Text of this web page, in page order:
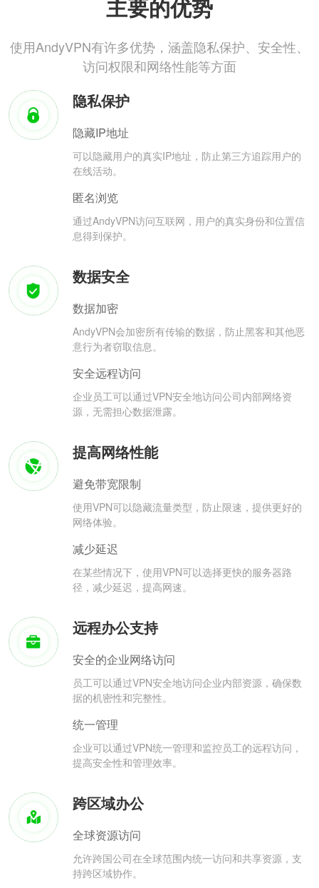
主要的优势
使用AndyVPN有许多优势，涵盖隐私保护、安全性、
访问权限和网络性能等方面
隐私保护
隐藏IP地址
可以隐藏用户的真实IP地址，防止第三方追踪用户的
在线活动。
匿名浏览
通过AndyVPN访问互联网，用户的真实身份和位置信
息得到保护。
数据安全
数据加密
AndyVPN会加密所有传输的数据，防止黑客和其他恶
意行为者窃取信息。
安全远程访问
企业员工可以通过VPN安全地访问公司内部网络资
源，无需担心数据泄露。
提高网络性能
避免带宽限制
使用VPN可以隐藏流量类型，防止限速，提供更好的
网络体验。
减少延迟
在某些情况下，使用VPN可以选择更快的服务器路
径，减少延迟，提高网速。
远程办公支持
安全的企业网络访问
员工可以通过VPN安全地访问企业内部资源，确保数
据的机密性和完整性。
统一管理
企业可以通过VPN统一管理和监控员工的远程访问，
提高安全性和管理效率。
跨区域办公
全球资源访问
允许跨国公司在全球范围内统一访问和共享资源，支
持跨区域协作。